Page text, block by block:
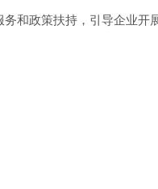
和政策扶持，引导企业开